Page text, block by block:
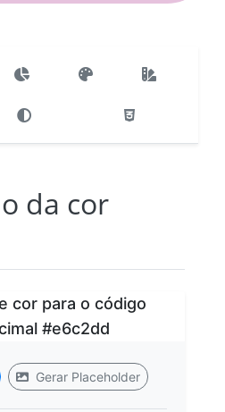
da cor
Gerar Placeholder